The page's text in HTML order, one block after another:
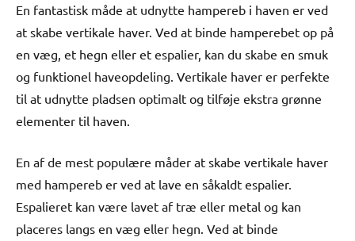
En fantastisk måde at udnytte hampereb i haven er ved
at skabe vertikale haver. Ved at binde hamperebet op på
en væg, et hegn eller et espalier, kan du skabe en smuk
og funktionel haveopdeling. Vertikale haver er perfekte
til at udnytte pladsen optimalt og tilføje ekstra grønne
elementer til haven.
En af de mest populære måder at skabe vertikale haver
med hampereb er ved at lave en såkaldt espalier.
Espalieret kan være lavet af træ eller metal og kan
placeres langs en væg eller hegn. Ved at binde